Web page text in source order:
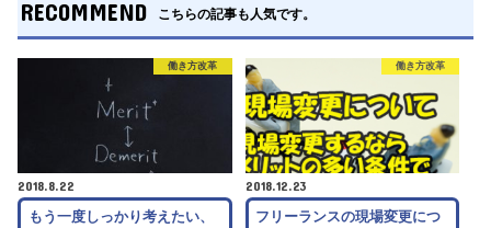
RECOMMEND こちらの記事も人気です。
働き方改革
2018.8.22
もう一度しっかり考えたい、
働き方改革
2018.12.23
フリーランスの現場変更につ